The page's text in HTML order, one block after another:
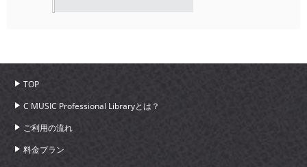
TOP
C MUSIC Professional Libraryとは？
ご利用の流れ
料金プラン